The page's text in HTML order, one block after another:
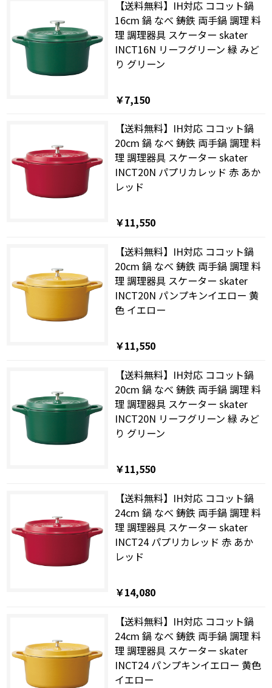
【送料無料】IH対応 ココット鍋
16cm 鍋 なべ 鋳鉄 両手鍋 調理 料
理 調理器具 スケーター skater
INCT16N リーフグリーン 緑 みど
り グリーン
￥7,150
【送料無料】IH対応 ココット鍋
20cm 鍋 なべ 鋳鉄 両手鍋 調理 料
理 調理器具 スケーター skater
INCT20N パプリカレッド 赤 あか
レッド
￥11,550
【送料無料】IH対応 ココット鍋
20cm 鍋 なべ 鋳鉄 両手鍋 調理 料
理 調理器具 スケーター skater
INCT20N パンプキンイエロー 黄
色 イエロー
￥11,550
【送料無料】IH対応 ココット鍋
20cm 鍋 なべ 鋳鉄 両手鍋 調理 料
理 調理器具 スケーター skater
INCT20N リーフグリーン 緑 みど
り グリーン
￥11,550
【送料無料】IH対応 ココット鍋
24cm 鍋 なべ 鋳鉄 両手鍋 調理 料
理 調理器具 スケーター skater
INCT24 パプリカレッド 赤 あか
レッド
￥14,080
【送料無料】IH対応 ココット鍋
24cm 鍋 なべ 鋳鉄 両手鍋 調理 料
理 調理器具 スケーター skater
INCT24 パンプキンイエロー 黄色
イエロー